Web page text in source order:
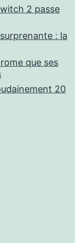
2 passe
: la
que ses
20